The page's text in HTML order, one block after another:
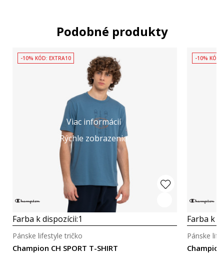
Podobné produkty
Viac informácií
Rýchle zobrazenie
-10% KÓD: EXTRA10
Farba k dispozícii:1
Champion CH SPORT T-SHIRT
Pánske lifestyle tričko
-10% KÓD:
Farba k
Champion
Pánske